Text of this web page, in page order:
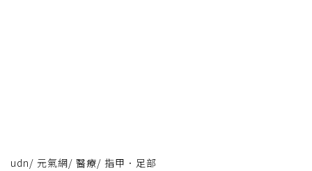
udn/ 元氣網/ 醫療/ 指甲．足部